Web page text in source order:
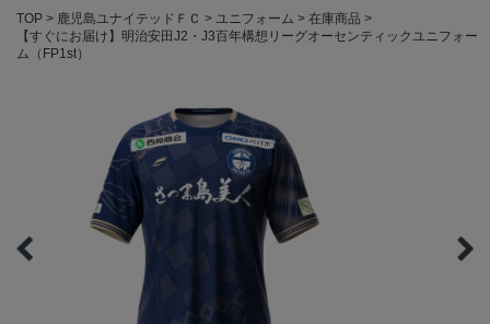
TOP 鹿児島ユナイテッドＦＣ ユニフォーム
在庫商品
【すぐにお届け】明治安田J2・J3百年構想リーグオーセンティックユニフォー
ム（FP1st）